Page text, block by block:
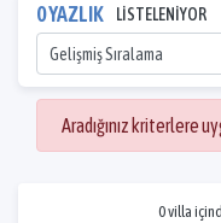
0 YAZLIK LİSTELENİYOR
Aradığınız kriterlere
0 villa